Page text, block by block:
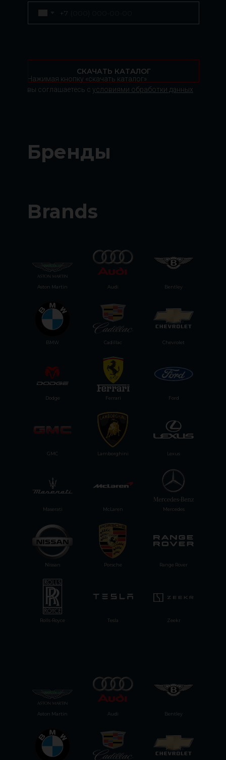
Нажимая кнопку «скачать каталог»
вы соглашаетесь с условиями обработки данных
+7
СКАЧАТЬ КАТАЛОГ
Бренды
Brands
Cadillac Chevrolet
Ferrari
Lamborghini Lexus
Aston Martin
Maserati McLaren Mercedes
Rolls-Royce
Nissan
Tesla
Audi Bentley
BMW
Range Rover
Porsche
Ford
Dodge
GMC
Zeekr
Bentley
Audi
Aston Martin